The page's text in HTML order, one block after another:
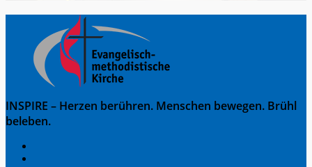
INSPIRE – Herzen berühren. Menschen bewegen. Brühl
beleben.